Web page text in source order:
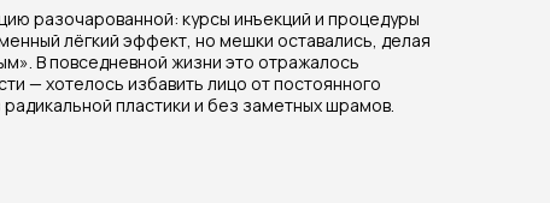
разочарованной: курсы инъекций и процедуры
лёгкий эффект, но мешки оставались, делая
В повседневной жизни это отражалось
— хотелось избавить лицо от постоянного
пластики и без заметных шрамов.